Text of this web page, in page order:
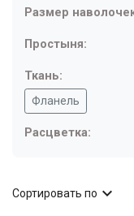
Размер
Простыня:
Ткань:
Фланель
Расцветка:
Сортировать по 